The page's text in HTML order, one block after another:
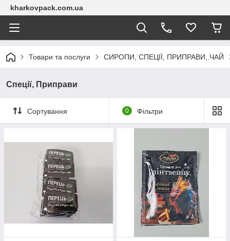
kharkovpack.com.ua
Товари та послуги СИРОПИ, СПЕЦІЇ, ПРИПРАВИ,.ЧАЙ
Спеції, Приправи
Сортування 0 Фільтри